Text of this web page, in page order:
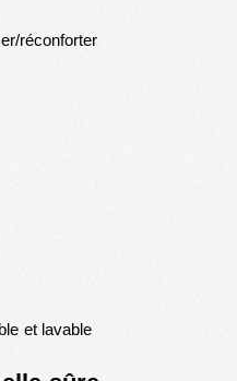
réconforter
et lavable